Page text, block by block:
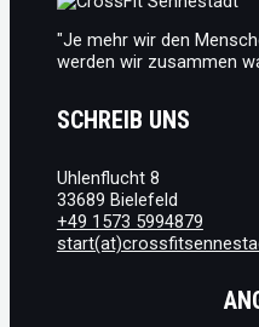
"Je mehr wir den
werden wir zusammen
SCHREIB UNS
Uhlenflucht 8
33689 Bielefeld
+49 1573 5994879